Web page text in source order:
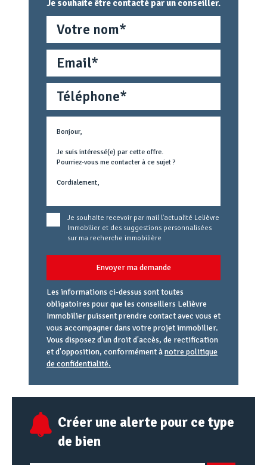
Je souhaite être contacté par un conseiller.
Téléphone
Métier
concerné
Je souhaite recevoir par mail l'actualité Lelièvre
Immobilier et des suggestions personnalisées
sur ma recherche immobilière
Envoyer ma demande
Les informations ci-dessus sont toutes
obligatoires pour que les conseillers Lelièvre
Immobilier puissent prendre contact avec vous et
vous accompagner dans votre projet immobilier.
Vous disposez d'un droit d'accès, de rectification
et d'opposition, conformément ànotre politique
de confidentialité.
email
URL
Créer une alerte pour ce type
de bien